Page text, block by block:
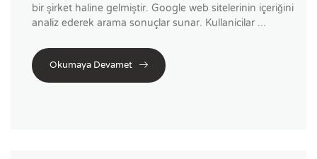
bir şirket haline gelmiştir. Google web sitelerinin içeriğini
analiz ederek arama sonuçlar sunar. Kullanícilar ...
Okumaya Devamet